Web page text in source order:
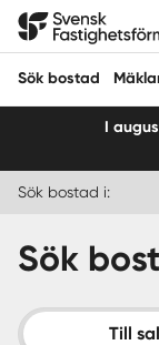
Hoppa
Svensk
Sök bostad
Sälja
Köpa
I
Sök bostad i:
Sök
Till